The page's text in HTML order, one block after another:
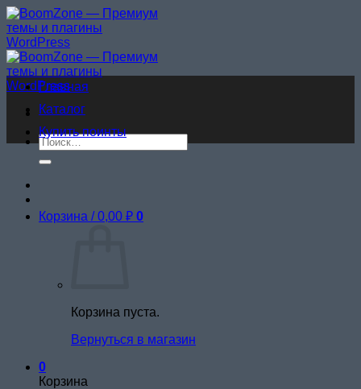
Skip
to
content
Искать:
Корзина /0,00 ₽ 0
Корзина пуста.
Вернуться в магазин
0
Корзина
Главная
Каталог
Купить поинты